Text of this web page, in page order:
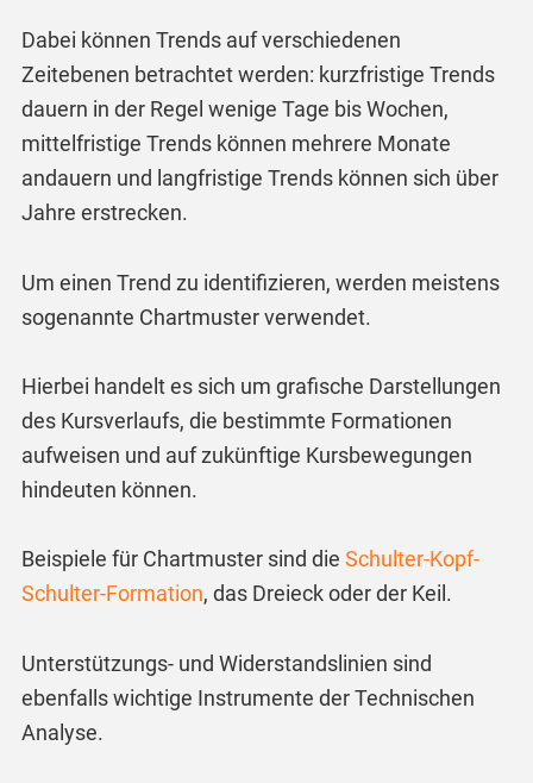
Dabei können Trends auf verschiedenen
Zeitebenen betrachtet werden: kurzfristige Trends
dauern in der Regel wenige Tage bis Wochen,
mittelfristige Trends können mehrere Monate
andauern und langfristige Trends können sich über
Jahre erstrecken.
Um einen Trend zu identifizieren, werden meistens
sogenannte Chartmuster verwendet.
Hierbei handelt es sich um grafische Darstellungen
des Kursverlaufs, die bestimmte Formationen
aufweisen und auf zukünftige Kursbewegungen
hindeuten können.
Beispiele für Chartmuster sind die Schulter-Kopf-
Schulter-Formation, das Dreieck oder der Keil.
Unterstützungs- und Widerstandslinien sind
ebenfalls wichtige Instrumente der Technischen
Analyse.